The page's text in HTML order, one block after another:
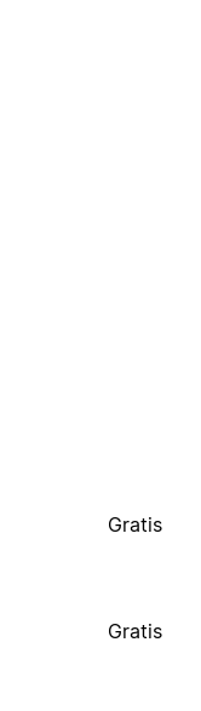
Gratis
Gratis